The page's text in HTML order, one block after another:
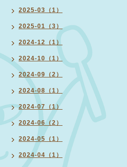
2025-03（1）
2025-01（3）
2024-12（1）
2024-10（1）
2024-09（2）
2024-08（1）
2024-07（1）
2024-06（2）
2024-05（1）
2024-04（1）